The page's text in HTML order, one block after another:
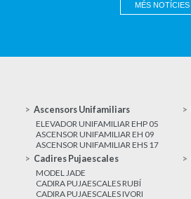
MÉS NOTÍCIES
Ascensors Unifamiliars
ELEVADOR UNIFAMILIAR EHP 05
ASCENSOR UNIFAMILIAR EH 09
ASCENSOR UNIFAMILIAR EHS 17
Cadires Pujaescales
MODEL JADE
CADIRA PUJAESCALES RUBÍ
CADIRA PUJAESCALES IVORI